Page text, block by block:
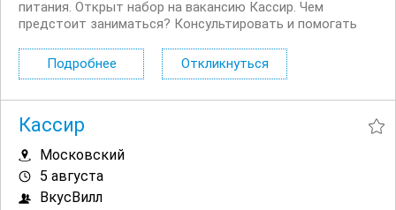
питания. Открыт набор на вакансию Кассир. Чем
предстоит заниматься? Консультировать и помогать
прикассовой зоне. Поддерживать чистоту в
предкассовой зоне. Нам...
Подробнее Откликнуться
Кассир
Московский
5 августа
ВкусВилл